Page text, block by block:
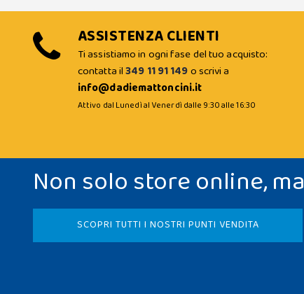
ASSISTENZA CLIENTI
Ti assistiamo in ogni fase del tuo acquisto:
contatta il349 11 91 149o scrivi a
info@dadiemattoncini.it
Attivo dal Lunedì al Venerdì dalle 9:30 alle 16:30
Non solo store online, ma
SCOPRI TUTTI I NOSTRI PUNTI VENDITA